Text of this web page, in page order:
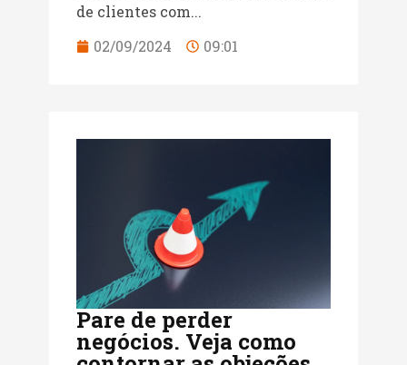
de clientes com...
02/09/2024
09:01
Pare de perder
negócios. Veja como